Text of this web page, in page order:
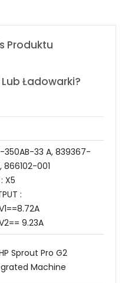
Produktu
Ładowarki?
350AB-33 A, 839367-
866102-001
X5
:
9.23A
Sprout Pro G2
Machine